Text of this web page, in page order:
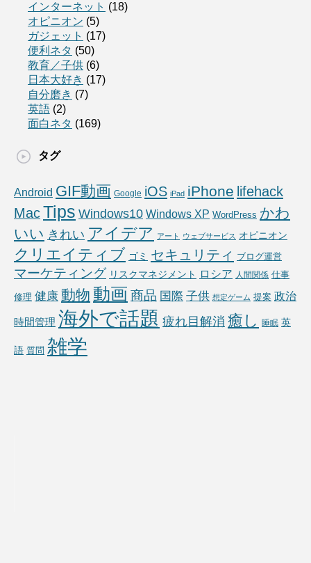
インターネット (18)
オピニオン (5)
ガジェット (17)
便利ネタ (50)
教育／子供 (6)
日本大好き (17)
自分磨き (7)
英語 (2)
面白ネタ (169)
タグ
Android GIF動画 Google iOS iPad iPhone lifehack
MacTips Windows10 Windows XP WordPress かわ
いい きれい アイデア アート ウェブサービス オピニオン
クリエイティブ ゴミ セキュリティ ブログ運営
マーケティング リスクマネジメント ロシア 人間関係 仕事
修理 健康 動物 動画 商品 国際 子供 想定ゲーム 提案 政治
時間管理 海外で話題 疲れ目解消 癒し 睡眠 英
語 質問 雑学